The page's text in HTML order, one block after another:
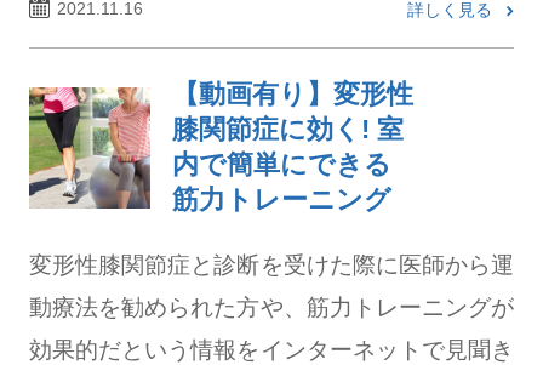
2021.11.16 詳しく見る
【動画有り】変形性
膝関節症に効く! 室
内で簡単にできる
筋力トレーニング
変形性膝関節症と診断を受けた際に医師から運
動療法を勧められた方や、筋力トレーニングが
効果的だという情報をインターネットで見聞き